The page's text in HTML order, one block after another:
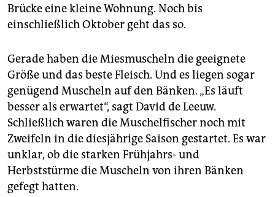
Brücke eine kleine Wohnung. Noch bis
einschließlich Oktober geht das so.
Gerade haben die Miesmuscheln die geeignete
Größe und das beste Fleisch. Und es liegen sogar
genügend Muscheln auf den Bänken. „Es läuft
besser als erwartet“, sagt David de Leeuw.
Schließlich waren die Muschelfischer noch mit
Zweifeln in die diesjährige Saison gestartet. Es war
unklar, ob die starken Frühjahrs- und
Herbststürme die Muscheln von ihren Bänken
gefegt hatten.